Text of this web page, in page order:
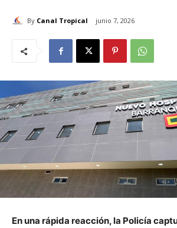
By Canal Tropical junio 7, 2026
En una rápida reacción, la Policía